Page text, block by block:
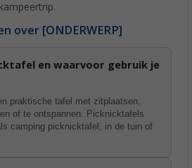
over [ONDERWERP]
en waarvoor gebruik je
praktische tafel met zitplaatsen,
of te ontspannen. Picknicktafels
camping picknicktafel, in de tuin of